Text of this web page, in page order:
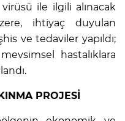
ile ilgili alınacak
ihtiyaç duyulan
ve tedaviler yapıldı;
hastalıklara
PROJESİ